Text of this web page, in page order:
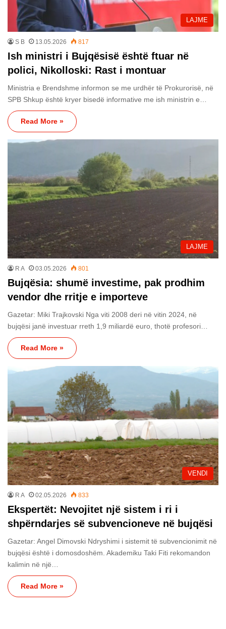
LAJME
S B 13.05.2026 817
Ish ministri i Bujqësisë është ftuar në
polici, Nikolloski: Rast i montuar
Ministria e Brendshme informon se me urdhër të Prokurorisë, në
SPB Shkup është kryer bisedë informative me ish ministrin e…
Read More »
LAJME
R A 03.05.2026 801
Bujqësia: shumë investime, pak prodhim
vendor dhe rritje e importeve
Gazetar: Miki Trajkovski Nga viti 2008 deri në vitin 2024, në
bujqësi janë investuar rreth 1,9 miliardë euro, thotë profesori…
Read More »
VENDI
R A 02.05.2026 833
Ekspertët: Nevojitet një sistem i ri i
shpërndarjes së subvencioneve në bujqësi
Gazetar: Angel Dimovski Ndryshimi i sistemit të subvencionimit në
bujqësi është i domosdoshëm. Akademiku Taki Fiti rekomandon
kalimin në një…
Read More »